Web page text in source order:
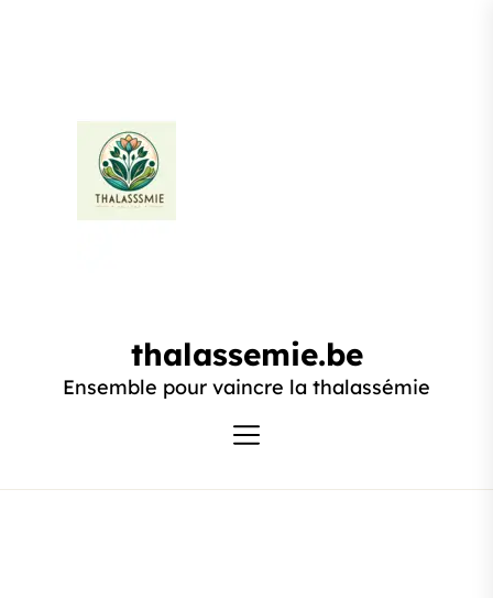
thalassemie.be
thalassemie.be
Ensemble pour vaincre la thalassémie